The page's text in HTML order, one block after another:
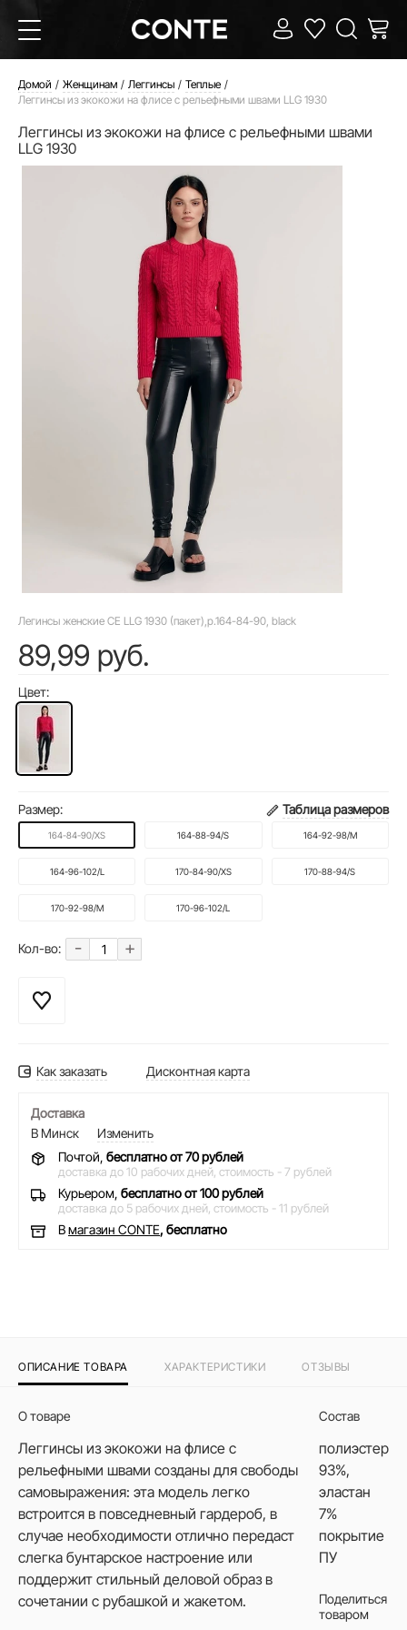
Домой Женщинам Леггинсы
Теплые
Леггинсы из экокожи на флисе с рельефными швами LLG 1930
Леггинсы из экокожи на флисе с рельефными швами
LLG 1930
Легинсы женские CE LLG 1930 (пакет),р.164-84-90, black
89,99 руб.
Цвет:
Размер: Таблица размеров
164-84-90/XS 164-88-94/S 164-92-98/M
164-96-102/L 170-84-90/XS 170-88-94/S
170-92-98/M 170-96-102/L
Кол-во: - +
Как заказать Дисконтная карта
Доставка
В Минск
Изменить
Почтой, бесплатно от 70 рублей
доставка до 10 рабочих дней, стоимость - 7 рублей
Курьером, бесплатно от 100 рублей
доставка до 5 рабочих дней, стоимость - 11 рублей
Вмагазин CONTE, бесплатно
ОПИСАНИЕ ТОВАРА ХАРАКТЕРИСТИКИ ОТЗЫВЫ
О товаре
Леггинсы из экокожи на флисе с
рельефными швами созданы для свободы
самовыражения: эта модель легко
встроится в повседневный гардероб, в
случае необходимости отлично передаст
слегка бунтарское настроение или
поддержит стильный деловой образ в
сочетании с рубашкой и жакетом.
Состав
полиэстер
93%,
эластан
7%
покрытие
ПУ
Поделиться
товаром